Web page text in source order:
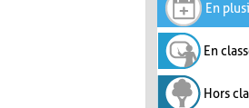
En
En
Hors